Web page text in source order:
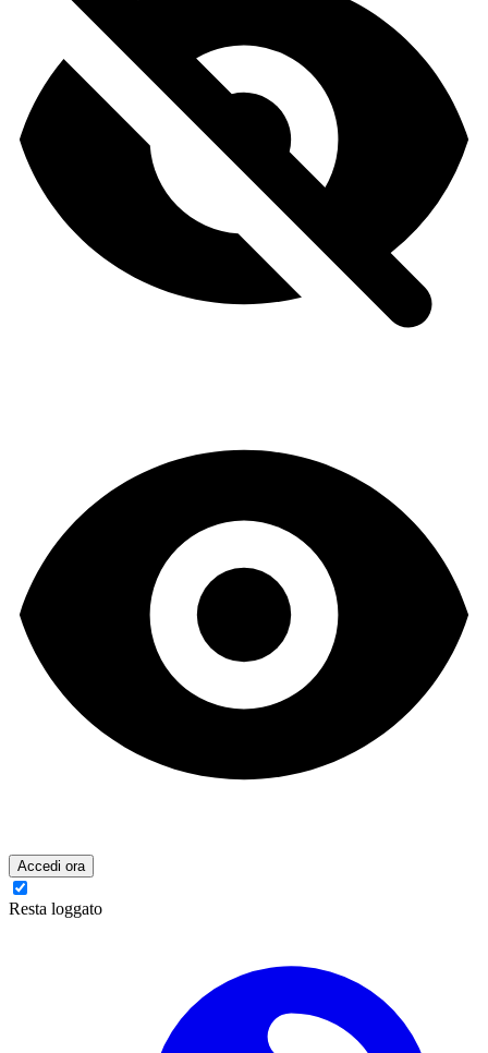
Accedi ora
Resta loggato